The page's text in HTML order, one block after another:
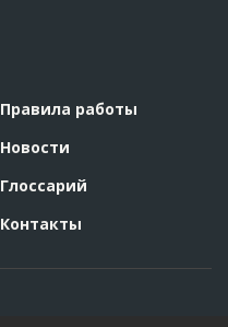
Правила работы
Новости
Глоссарий
Контакты